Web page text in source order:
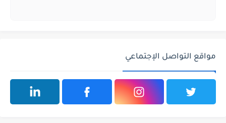
مواقع التواصل الإجتماعي